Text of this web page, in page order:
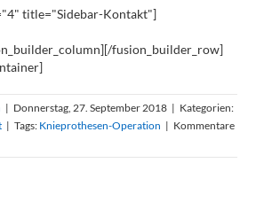
title="Sidebar-Kontakt"]
fusion_builder_row]
| Donnerstag, 27. September 2018 | Kategorien:
| Tags: Knieprothesen-Operation | Kommentare